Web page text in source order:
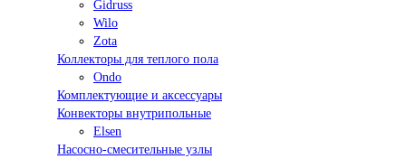
Gidruss
Wilo
Zota
Коллекторы для теплого пола
Ondo
Комплектующие и аксессуары
Конвекторы внутрипольные
Elsen
Насосно-смесительные узлы